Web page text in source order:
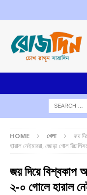
HOME খেলা
জয়
হারাল নেইমাররা, জোড়া গোল
জয় দিয়ে বিশ্বকাপ
২-০ গোলে হারাল